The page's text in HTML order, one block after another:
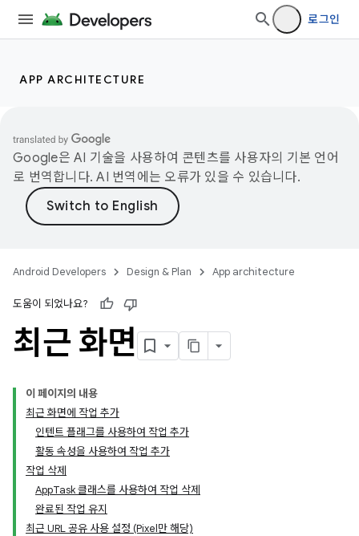
로그인
APP ARCHITECTURE
Google은 AI 기술을 사용하여 콘텐츠를 사용자의 기본 언어
로 번역합니다. AI 번역에는 오류가 있을 수 있습니다.
Android Developers Design & Plan App architecture
도움이 되었나요?
최근 화면
이 페이지의 내용
최근 화면에 작업 추가
인텐트 플래그를 사용하여 작업 추가
활동 속성을 사용하여 작업 추가
작업 삭제
AppTask 클래스를 사용하여 작업 삭제
완료된 작업 유지
최근 URL 공유 사용 설정 (Pixel만 해당)